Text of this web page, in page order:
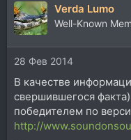
Verda Lumo
Well-Known
28 Фев 2014
В качестве
свершившегося
победителем по
http://